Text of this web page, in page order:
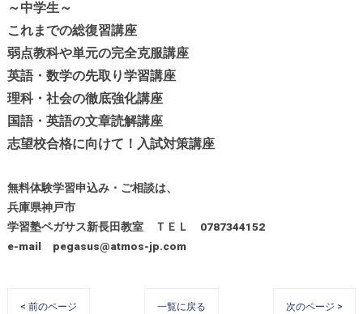
～中学生～
これまでの総復習講座
弱点教科や単元の完全克服講座
英語・数学の先取り学習講座
理科・社会の徹底強化講座
国語・英語の文章読解講座
志望校合格に向けて！入試対策講座
無料体験学習申込み・ご相談は、
兵庫県神戸市
学習塾ペガサス新長田教室 ＴＥＬ 0787344152
e-mail pegasus@atmos-jp.com
< 前のページ 一覧に戻る 次のページ >